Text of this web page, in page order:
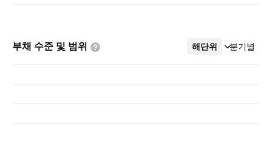
부채 수준 및 범위 해단위 분기별
더보기